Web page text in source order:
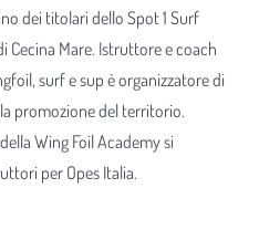
dei titolari dello Spot 1 Surf
Cecina Mare. Istruttore e coach
surf e sup è organizzatore di
promozione del territorio.
Wing Foil Academy si
per Opes Italia.